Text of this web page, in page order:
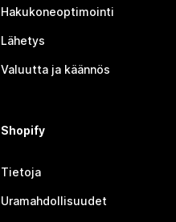
Hakukoneoptimointi
Lähetys
Valuutta ja käännös
Shopify
Tietoja
Uramahdollisuudet